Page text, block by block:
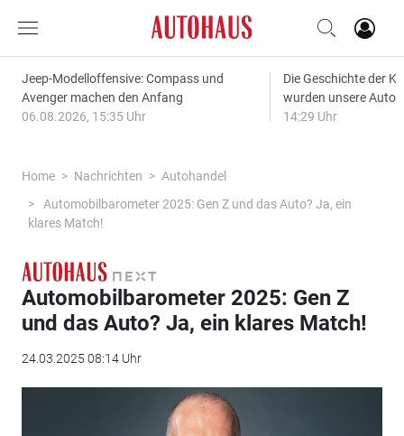
Jeep-Modelloffensive: Compass und
Avenger machen den Anfang
06.08.2026, 15:35 Uhr
Die Geschichte der
wurden unsere
14:29 Uhr
Home Nachrichten
Autohandel
Automobilbarometer 2025: Gen Z und das Auto? Ja, ein
klares Match!
Automobilbarometer 2025: Gen Z
und das Auto? Ja, ein klares Match!
24.03.2025 08:14 Uhr